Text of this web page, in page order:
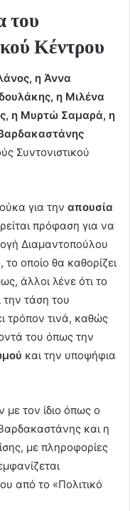
του
Κέντρου
η Άννα
η Μιλένα
η Μυρτώ Σαμαρά, η
Συντονιστικού
για την απουσία
πρόφαση για να
Διαμαντοπούλου
το οποίο θα καθορίζει
άλλοι λένε ότι το
την τάση του
τρόπον τινά, καθώς
του όπως την
και την υποψήφια
τον ίδιο όπως ο
και η
με πληροφορίες
από το «Πολιτικό